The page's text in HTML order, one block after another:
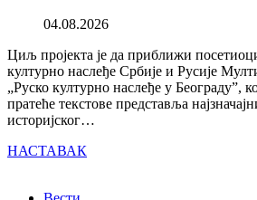
04.08.2026
Циљ пројекта је да приближи
културно наслеђе Србије и Русије
„Руско културно наслеђе у Београду”,
пратеће текстове представља
историјског…
НАСТАВАК